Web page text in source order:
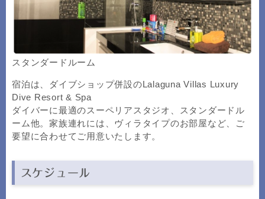
スタンダードルーム
宿泊は、ダイブショップ併設のLalaguna Villas Luxury
Dive Resort & Spa
ダイバーに最適のスーペリアスタジオ、スタンダードル
ーム他。家族連れには、ヴィラタイプのお部屋など、ご
要望に合わせてご用意いたします。
スケジュール